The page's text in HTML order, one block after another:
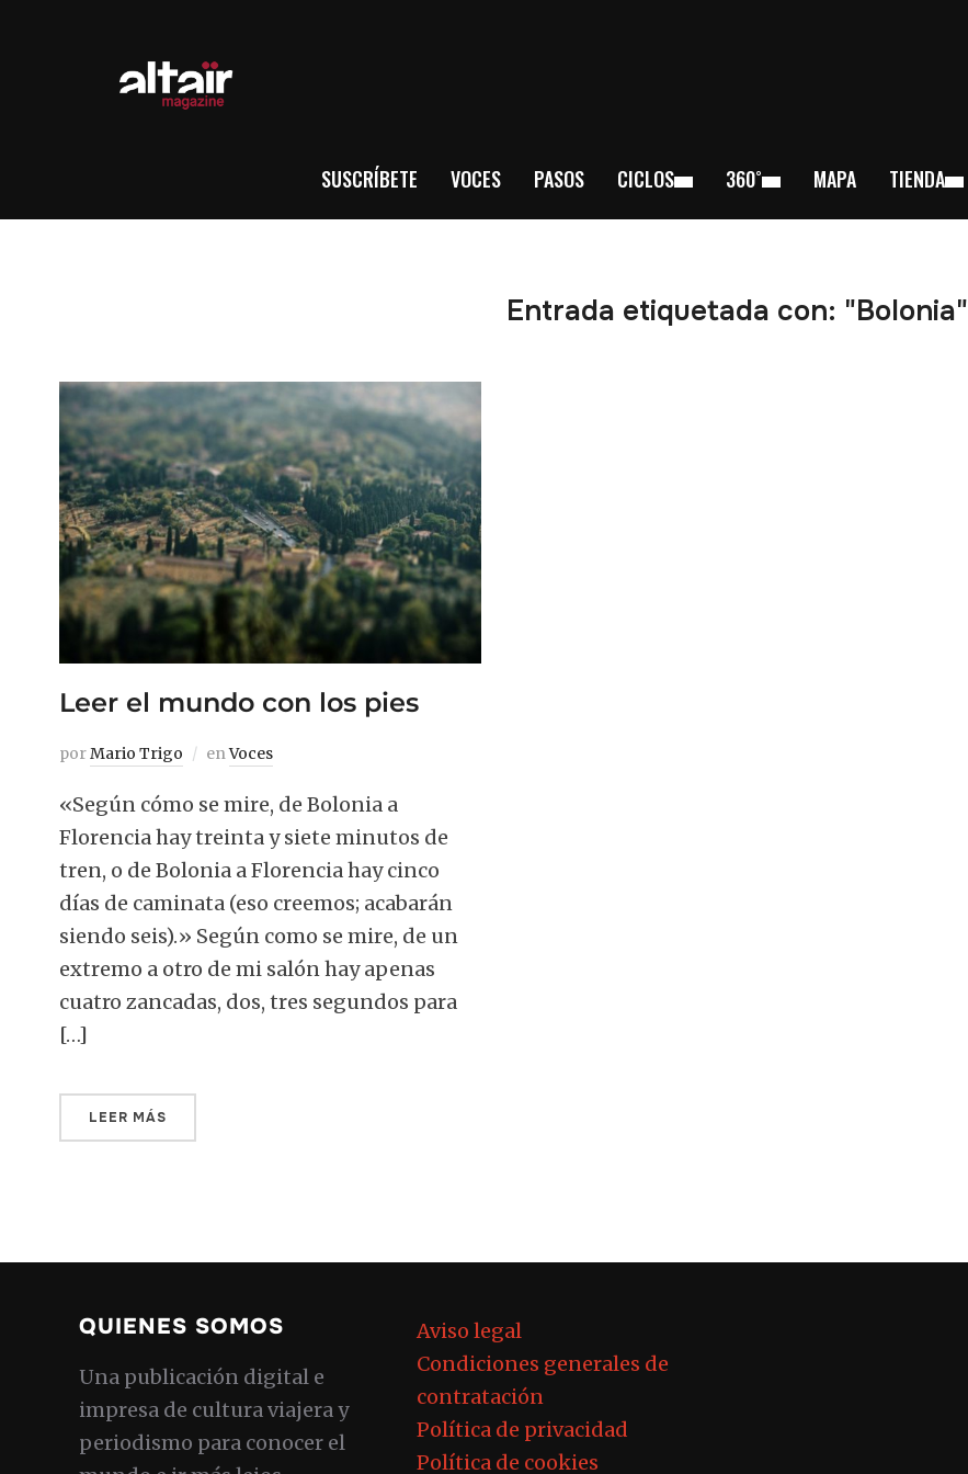
SUSCRÍBETE VOCES PASOS CICLOS 360˚ MAPA TIENDA
Entrada etiquetada con: "Bolonia"
Leer el mundo con los pies
porMario Trigo enVoces
«Según cómo se mire, de Bolonia a
Florencia hay treinta y siete minutos de
tren, o de Bolonia a Florencia hay cinco
días de caminata (eso creemos; acabarán
siendo seis).» Según como se mire, de un
extremo a otro de mi salón hay apenas
cuatro zancadas, dos, tres segundos para
[…]
LEER MÁS
QUIENES SOMOS
Una publicación digital e
impresa de cultura viajera y
periodismo para conocer el
Aviso legal
Condiciones generales de
contratación
Política de privacidad
Política de cookies